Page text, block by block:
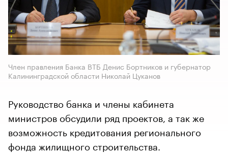
Член правления Банка ВТБ Денис Бортников и губернатор
Калининградской области Николай Цуканов
Руководство банка и члены кабинета
министров обсудили ряд проектов, а так же
возможность кредитования регионального
фонда жилищного строительства.